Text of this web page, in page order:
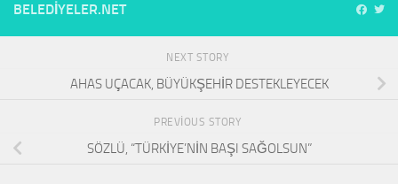
BELEDIYELER.NET
NEXT STORY
AHAS UÇACAK, BÜYÜKŞEHİR DESTEKLEYECEK
PREVIOUS STORY
SÖZLÜ, “TÜRKİYE’NİN BAŞI SAĞOLSUN”